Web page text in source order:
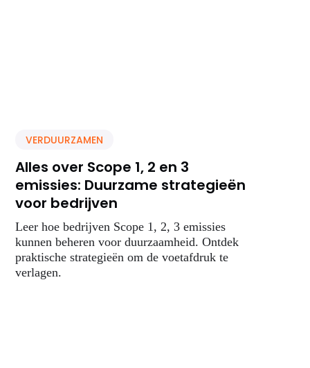
VERDUURZAMEN
Alles over Scope 1, 2 en 3
emissies: Duurzame strategieën
voor bedrijven
Leer hoe bedrijven Scope 1, 2, 3 emissies
kunnen beheren voor duurzaamheid. Ontdek
praktische strategieën om de voetafdruk te
verlagen.